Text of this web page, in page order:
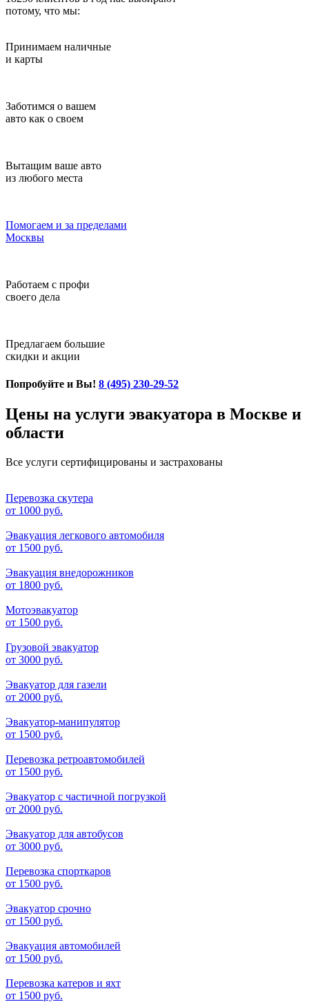
потому, что мы:
Принимаем наличные
и карты
Заботимся о вашем
авто как о своем
Вытащим ваше авто
из любого места
Помогаем и за пределами
Москвы
Работаем с профи
своего дела
Предлагаем большие
скидки и акции
Попробуйте и Вы! 8 (495) 230-29-52
Цены на услуги эвакуатора в Москве и
области
Все услуги сертифицированы и застрахованы
Перевозка скутера
от 1000 руб.
Эвакуация легкового автомобиля
от 1500 руб.
Эвакуация внедорожников
от 1800 руб.
Мотоэвакуатор
от 1500 руб.
Грузовой эвакуатор
от 3000 руб.
Эвакуатор для газели
от 2000 руб.
Эвакуатор-манипулятор
от 1500 руб.
Перевозка ретроавтомобилей
от 1500 руб.
Эвакуатор с частичной погрузкой
от 2000 руб.
Эвакуатор для автобусов
от 3000 руб.
Перевозка спорткаров
от 1500 руб.
Эвакуатор срочно
от 1500 руб.
Эвакуация автомобилей
от 1500 руб.
Перевозка катеров и яхт
от 1500 руб.